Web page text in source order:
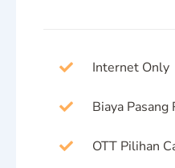
Internet Only
Biaya
OTT Pilihan